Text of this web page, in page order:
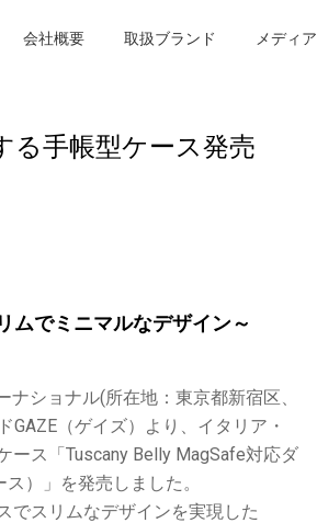
会社概要 取扱ブランド メディア
る手帳型ケース発売
ムでミニマルなデザイン～
ショナル(所在地：東京都新宿区、
（ゲイズ）より、イタリア・
ース「Tuscany Belly MagSafe対応ダ
）」を発売しました。
でスリムなデザインを実現した